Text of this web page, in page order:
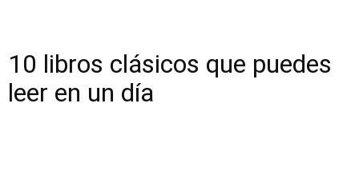
10 libros clásicos que puedes
leer en un día